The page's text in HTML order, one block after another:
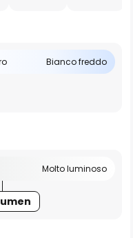
Bianco freddo
Molto luminoso